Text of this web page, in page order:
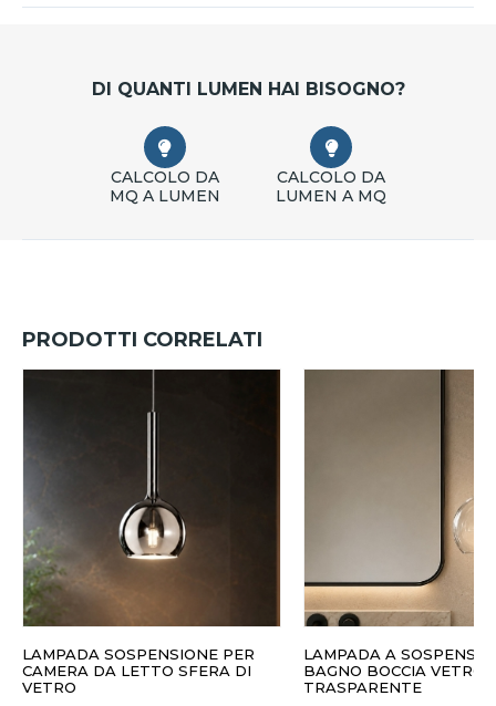
DI QUANTI LUMEN HAI BISOGNO?
CALCOLO DA
MQ A LUMEN
CALCOLO DA
LUMEN A MQ
PRODOTTI CORRELATI
LAMPADA SOSPENSIONE PER
CAMERA DA LETTO SFERA DI
VETRO
LAMPADA A
BAGNO BOCCIA VETRO
TRASPARENTE